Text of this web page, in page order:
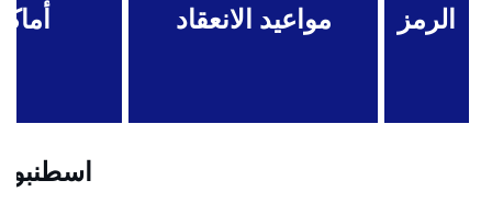
الرمز مواعيد الانعقاد